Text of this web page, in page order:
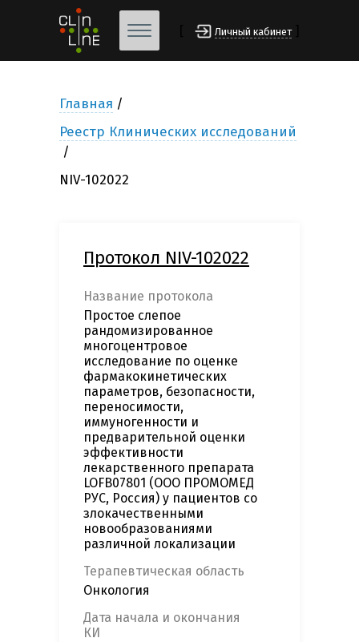
Личный кабинет
Главная
Реестр Клинических исследований
NIV-102022
Протокол NIV-102022
Название протокола
Простое слепое
рандомизированное
многоцентровое
исследование по оценке
фармакокинетических
параметров, безопасности,
переносимости,
иммуногенности и
предварительной оценки
эффективности
лекарственного препарата
LOFB07801 (ООО ПРОМОМЕД
РУС, Россия) у пациентов со
злокачественными
новообразованиями
различной локализации
Терапевтическая область
Онкология
Дата начала и окончания
КИ